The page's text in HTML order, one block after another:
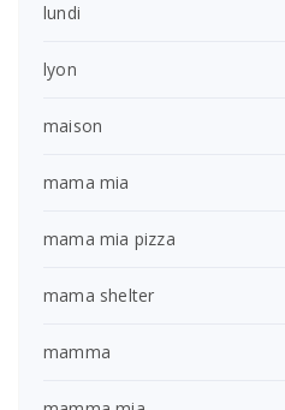
lundi
lyon
maison
mama mia
mama mia pizza
mama shelter
mamma